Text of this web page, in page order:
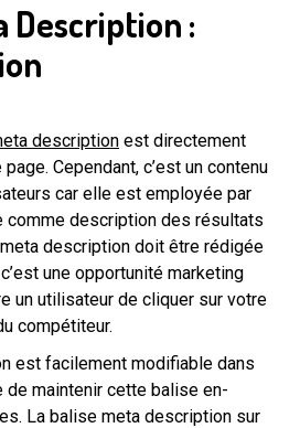
Description :
description est directement
Cependant, c’est un contenu
car elle est employée par
comme description des résultats
description doit être rédigée
une opportunité marketing
un utilisateur de cliquer sur votre
compétiteur.
est facilement modifiable dans
de maintenir cette balise en-
La balise meta description sur